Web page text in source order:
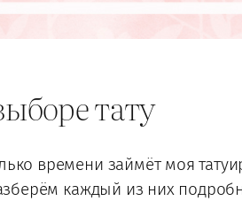
тату
времени займёт моя
каждый из них